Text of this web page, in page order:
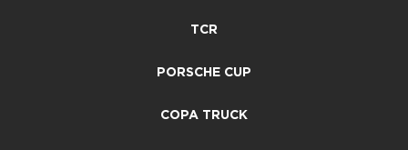
TCR
PORSCHE CUP
COPA TRUCK